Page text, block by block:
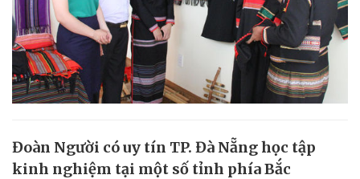
Đoàn Người có uy tín TP. Đà Nẵng học tập
kinh nghiệm tại một số tỉnh phía Bắc